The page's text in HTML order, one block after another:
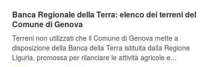
Banca Regionale della Terra: elenco dei terreni del
Comune di Genova
Terreni non utilizzati che il Comune di Genova mette a
disposizione della Banca della Terra istituita dalla Regione
Liguria, promossa per rilanciare le attività agricole e...